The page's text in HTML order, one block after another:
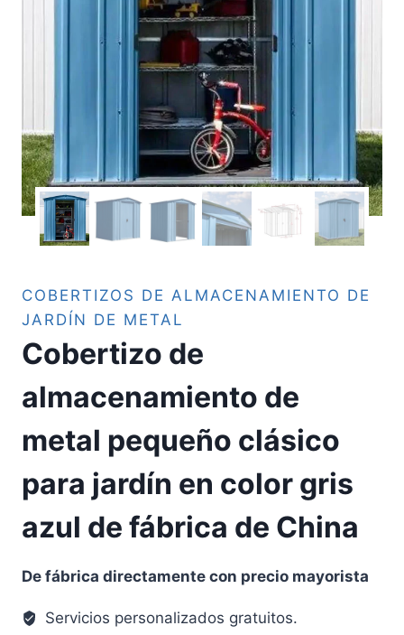
COBERTIZOS DE ALMACENAMIENTO DE
JARDÍN DE METAL
Cobertizo de
almacenamiento de
metal pequeño clásico
para jardín en color gris
azul de fábrica de China
De fábrica directamente con precio mayorista
Servicios personalizados gratuitos.